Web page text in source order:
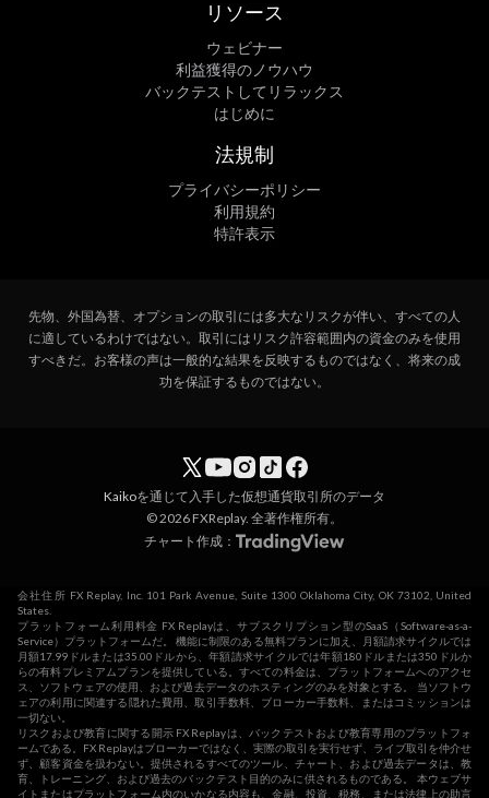
リソース
ウェビナー
利益獲得のノウハウ
バックテストしてリラックス
はじめに
法規制
プライバシーポリシー
利用規約
特許表示
先物、外国為替、オプションの取引には多大なリスクが伴い、すべての人
に適しているわけではない。取引にはリスク許容範囲内の資金のみを使用
すべきだ。お客様の声は一般的な結果を反映するものではなく、将来の成
功を保証するものではない。
Kaikoを通じて入手した仮想通貨取引所のデータ
© 2026 FXReplay. 全著作権所有。
チャート作成：
会社住所 FX Replay, Inc. 101 Park Avenue, Suite 1300 Oklahoma City, OK 73102, United
States.
プラットフォーム利用料金 FX Replayは、サブスクリプション型のSaaS（Software-as-a-
Service）プラットフォームだ。 機能に制限のある無料プランに加え、月額請求サイクルでは
月額17.99ドルまたは35.00ドルから、年額請求サイクルでは年額180ドルまたは350ドルか
らの有料プレミアムプランを提供している。すべての料金は、プラットフォームへのアクセ
ス、ソフトウェアの使用、および過去データのホスティングのみを対象とする。 当ソフトウ
ェアの利用に関連する隠れた費用、取引手数料、ブローカー手数料、またはコミッションは
一切ない。
リスクおよび教育に関する開示 FX Replayは、バックテストおよび教育専用のプラットフォ
ームである。FX Replayはブローカーではなく、実際の取引を実行せず、ライブ取引を仲介せ
ず、顧客資金を扱わない。提供されるすべてのツール、チャート、および過去データは、教
育、トレーニング、および過去のバックテスト目的のみに供されるものである。 本ウェブサ
イトまたはプラットフォーム内のいかなる内容も、金融、投資、税務、または法律上の助言